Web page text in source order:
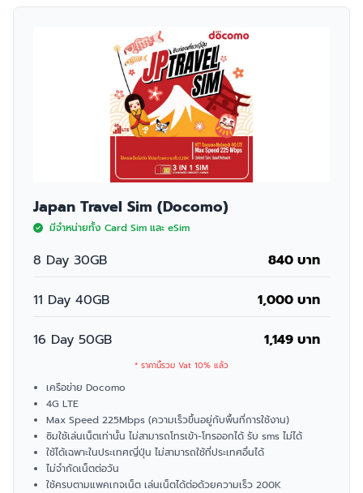
Japan Travel Sim (Docomo)
มีจำหน่ายทั้ง Card Sim และ eSim
8 Day 30GB 840 บาท
11 Day 40GB 1,000 บาท
16 Day 50GB 1,149 บาท
* ราคานี้รวม Vat 10% แล้ว
เครือข่าย Docomo
4G LTE
Max Speed 225Mbps (ความเร็วขึ้นอยู่กับพื้นที่การใช้งาน)
ซิมใช้เล่นเน็ตเท่านั้น ไม่สามารถโทรเข้า-โทรออกได้ รับ sms ไม่ได้
ใช้ได้เฉพาะในประเทศญี่ปุ่น ไม่สามารถใช้ที่ประเทศอื่นได้
ไม่จำกัดเน็ตต่อวัน
ใช้ครบตามแพคเกจเน็ต เล่นเน็ตได้ต่อด้วยความเร็ว 200K